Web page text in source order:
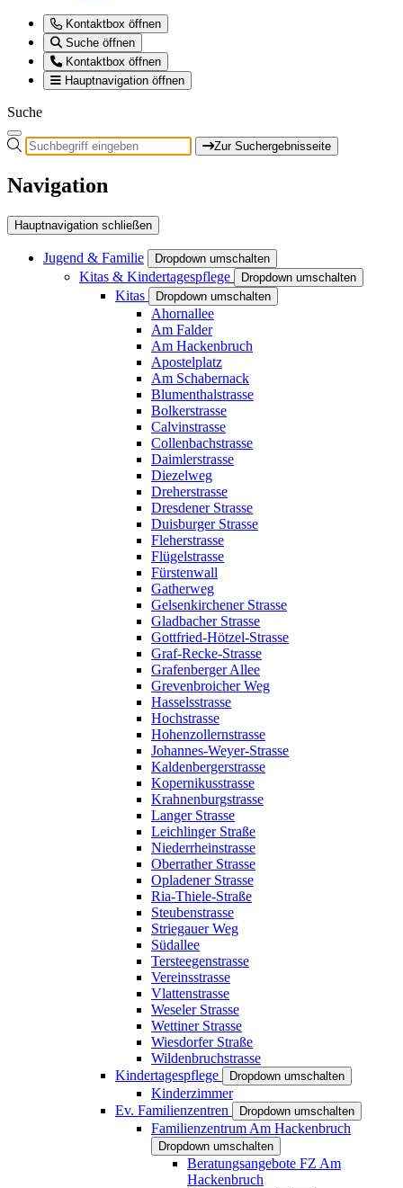
Kontaktbox öffnen
Suche öffnen
Kontaktbox öffnen
Hauptnavigation öffnen
Suche
Zur Suchergebnisseite
Navigation
Hauptnavigation schließen
Jugend & Familie Dropdown umschalten
Kitas & Kindertagespflege Dropdown umschalten
Kitas Dropdown umschalten
Ahornallee
Am Falder
Am Hackenbruch
Apostelplatz
Am Schabernack
Blumenthalstrasse
Bolkerstrasse
Calvinstrasse
Collenbachstrasse
Daimlerstrasse
Diezelweg
Dreherstrasse
Dresdener Strasse
Duisburger Strasse
Fleherstrasse
Flügelstrasse
Fürstenwall
Gatherweg
Gelsenkirchener Strasse
Gladbacher Strasse
Gottfried-Hötzel-Strasse
Graf-Recke-Strasse
Grafenberger Allee
Grevenbroicher Weg
Hasselsstrasse
Hochstrasse
Hohenzollernstrasse
Johannes-Weyer-Strasse
Kaldenbergerstrasse
Kopernikusstrasse
Krahnenburgstrasse
Langer Strasse
Leichlinger Straße
Niederrheinstrasse
Oberrather Strasse
Opladener Strasse
Ria-Thiele-Straße
Steubenstrasse
Striegauer Weg
Südallee
Tersteegenstrasse
Vereinsstrasse
Vlattenstrasse
Weseler Strasse
Wettiner Strasse
Wiesdorfer Straße
Wildenbruchstrasse
Kindertagespflege
Dropdown umschalten
Kinderzimmer
Ev. Familienzentren
Dropdown umschalten
Familienzentrum Am Hackenbruch
Dropdown umschalten
Beratungsangebote FZ Am
Hackenbruch